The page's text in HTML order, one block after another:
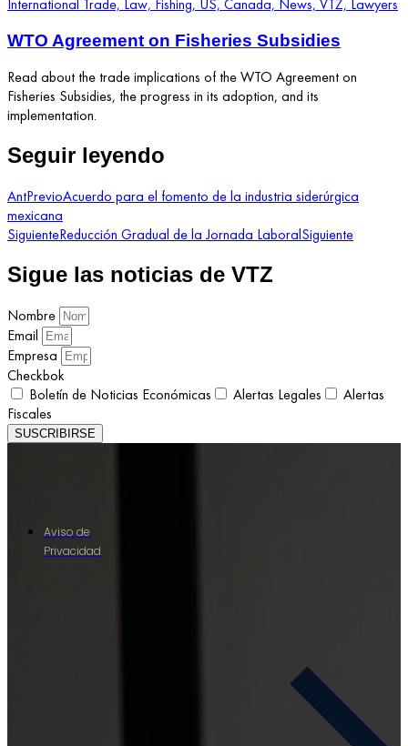
WTO Agreement on Fisheries Subsidies
Read about the trade implications of the WTO Agreement on
Fisheries Subsidies, the progress in its adoption, and its
implementation.
Seguir leyendo
AntPrevioAcuerdo para el fomento de la industria siderúrgica
mexicana
SiguienteReducción Gradual de la Jornada LaboralSiguiente
Sigue las noticias de VTZ
Nombre
Email
Empresa
Checkbok
Boletín de Noticias Económicas
Alertas Legales
Alertas
Fiscales
SUSCRIBIRSE
Aviso de
Privacidad